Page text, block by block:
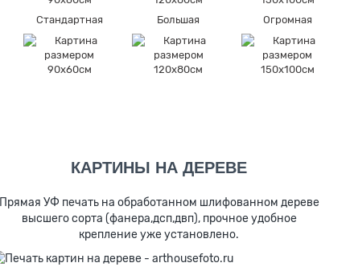
Стандартная
Большая
Огромная
КАРТИНЫ НА ДЕРЕВЕ
Прямая УФ печать на обработанном шлифованном дереве
высшего сорта (фанера,дсп,двп), прочное удобное
крепление уже установлено.